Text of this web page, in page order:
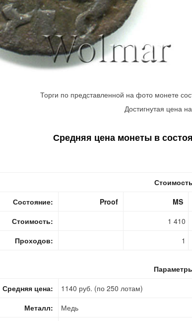
Торги по представленной на фото монете
Достигнутая цена
Средняя цена монеты в
Состояние:
Proof MS
Стоимость:
1 410
Проходов:
1
Средняя цена:
1140 руб. (по 250 лотам)
Металл:
Медь